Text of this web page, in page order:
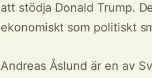
att stödja Donald Trump.
ekonomiskt som politiskt
Andreas Åslund är en av